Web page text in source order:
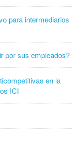
para intermediarios
por sus empleados?
en la
ICI